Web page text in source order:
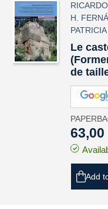
H.
Le
de
63,00
Add